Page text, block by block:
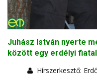
Juhász István nyerte
között egy erdélyi fiatal
Hírszerkesztő: